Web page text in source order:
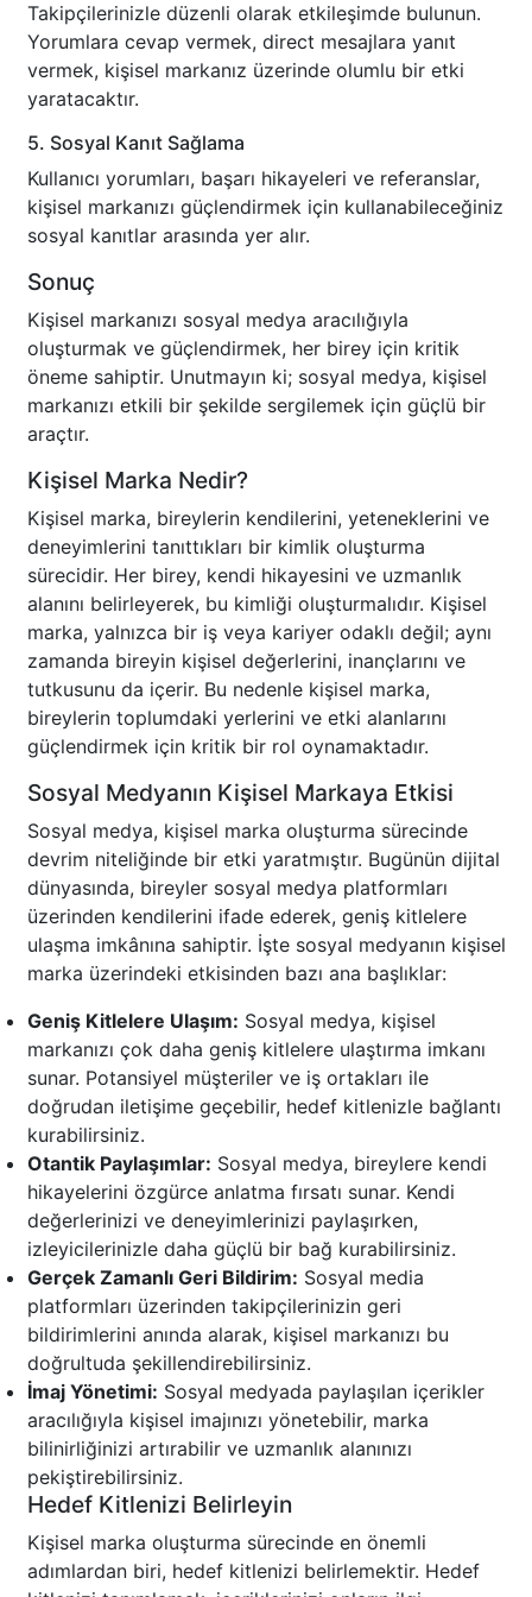
Takipçilerinizle düzenli olarak etkileşimde bulunun.
Yorumlara cevap vermek, direct mesajlara yanıt
vermek, kişisel markanız üzerinde olumlu bir etki
yaratacaktır.
5. Sosyal Kanıt Sağlama
Kullanıcı yorumları, başarı hikayeleri ve referanslar,
kişisel markanızı güçlendirmek için kullanabileceğiniz
sosyal kanıtlar arasında yer alır.
Sonuç
Kişisel markanızı sosyal medya aracılığıyla
oluşturmak ve güçlendirmek, her birey için kritik
öneme sahiptir. Unutmayın ki; sosyal medya, kişisel
markanızı etkili bir şekilde sergilemek için güçlü bir
araçtır.
Kişisel Marka Nedir?
Kişisel marka, bireylerin kendilerini, yeteneklerini ve
deneyimlerini tanıttıkları bir kimlik oluşturma
sürecidir. Her birey, kendi hikayesini ve uzmanlık
alanını belirleyerek, bu kimliği oluşturmalıdır. Kişisel
marka, yalnızca bir iş veya kariyer odaklı değil; aynı
zamanda bireyin kişisel değerlerini, inançlarını ve
tutkusunu da içerir. Bu nedenle kişisel marka,
bireylerin toplumdaki yerlerini ve etki alanlarını
güçlendirmek için kritik bir rol oynamaktadır.
Sosyal Medyanın Kişisel Markaya Etkisi
Sosyal medya, kişisel marka oluşturma sürecinde
devrim niteliğinde bir etki yaratmıştır. Bugünün dijital
dünyasında, bireyler sosyal medya platformları
üzerinden kendilerini ifade ederek, geniş kitlelere
ulaşma imkânına sahiptir. İşte sosyal medyanın kişisel
marka üzerindeki etkisinden bazı ana başlıklar:
Geniş Kitlelere Ulaşım: Sosyal medya, kişisel
markanızı çok daha geniş kitlelere ulaştırma imkanı
sunar. Potansiyel müşteriler ve iş ortakları ile
doğrudan iletişime geçebilir, hedef kitlenizle bağlantı
kurabilirsiniz.
Otantik Paylaşımlar: Sosyal medya, bireylere kendi
hikayelerini özgürce anlatma fırsatı sunar. Kendi
değerlerinizi ve deneyimlerinizi paylaşırken,
izleyicilerinizle daha güçlü bir bağ kurabilirsiniz.
Gerçek Zamanlı Geri Bildirim: Sosyal media
platformları üzerinden takipçilerinizin geri
bildirimlerini anında alarak, kişisel markanızı bu
doğrultuda şekillendirebilirsiniz.
İmaj Yönetimi: Sosyal medyada paylaşılan içerikler
aracılığıyla kişisel imajınızı yönetebilir, marka
bilinirliğinizi artırabilir ve uzmanlık alanınızı
pekiştirebilirsiniz.
Hedef Kitlenizi Belirleyin
Kişisel marka oluşturma sürecinde en önemli
adımlardan biri, hedef kitlenizi belirlemektir. Hedef